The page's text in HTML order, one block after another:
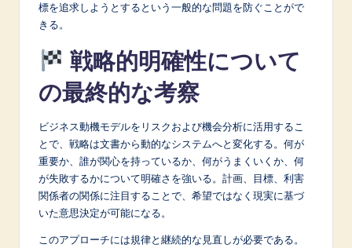
標を追求しようとするという一般的な問題を防ぐことがで
きる。
戦略的明確性について
の最終的な考察
ビジネス動機モデルをリスクおよび機会分析に活用するこ
とで、戦略は文書から動的なシステムへと変化する。何が
重要か、誰が関心を持っているか、何がうまくいくか、何
が失敗するかについて明確さを強いる。計画、目標、利害
関係者の関係に注目することで、希望ではなく現実に基づ
いた意思決定が可能になる。
このアプローチには規律と継続的な見直しが必要である。